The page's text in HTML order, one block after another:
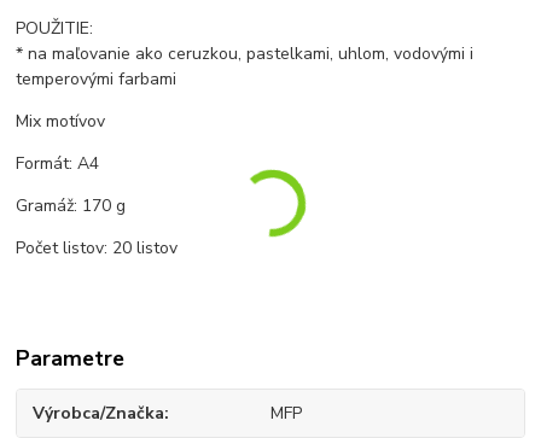
POUŽITIE:
* na maľovanie ako ceruzkou, pastelkami, uhlom, vodovými i
temperovými farbami
Mix motívov
Formát: A4
Gramáž: 170 g
Počet listov: 20 listov
Parametre
Výrobca/Značka MFP